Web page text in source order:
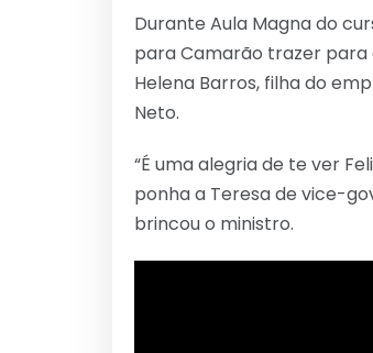
Durante Aula Magna do
para Camarão trazer para
Helena Barros, filha do
Neto.
“É uma alegria de te ver
ponha a Teresa de vice-
brincou o ministro.